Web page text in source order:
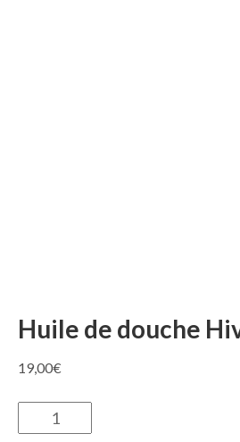
Huile de douche
19,00€
quantité